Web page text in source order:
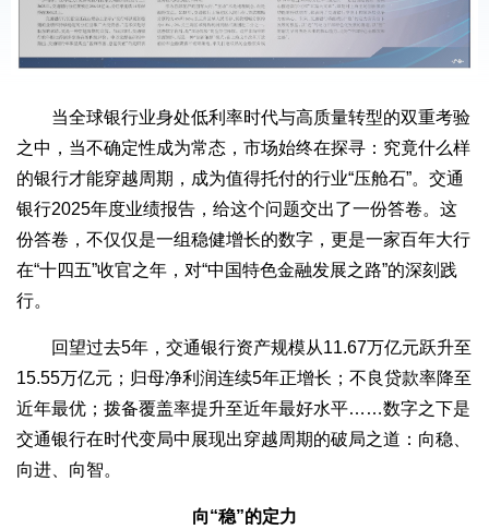
当全球银行业身处低利率时代与高质量转型的双重考验
之中，当不确定性成为常态，市场始终在探寻：究竟什么样
的银行才能穿越周期，成为值得托付的行业“压舱石”。交通
银行2025年度业绩报告，给这个问题交出了一份答卷。这
份答卷，不仅仅是一组稳健增长的数字，更是一家百年大行
在“十四五”收官之年，对“中国特色金融发展之路”的深刻践
行。
回望过去5年，交通银行资产规模从11.67万亿元跃升至
15.55万亿元；归母净利润连续5年正增长；不良贷款率降至
近年最优；拨备覆盖率提升至近年最好水平……数字之下是
交通银行在时代变局中展现出穿越周期的破局之道：向稳、
向进、向智。
向“稳”的定力